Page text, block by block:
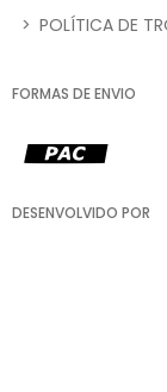
> POLÍTICA DE
FORMAS DE ENVIO
DESENVOLVIDO POR